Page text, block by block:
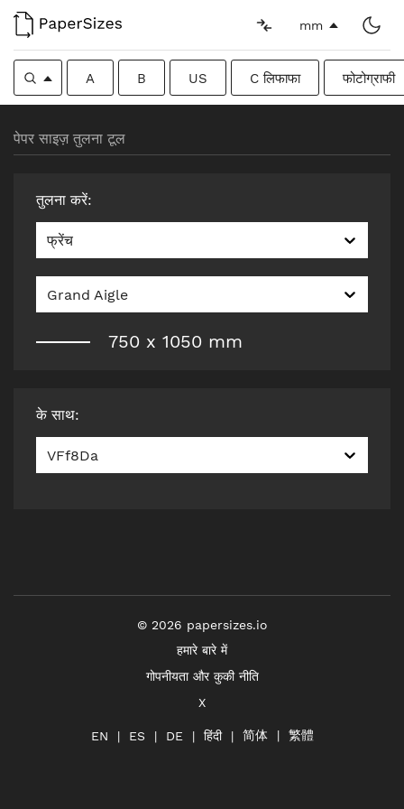
mm
A B US C लिफाफा फोटोग्राफी
पेपर साइज़ तुलना टूल
तुलना करें:
फ्रेंच
Grand Aigle
750 x 1050 mm
के साथ:
VFf8Da
© 2026 papersizes.io
हमारे बारे में
गोपनीयता और कुकी नीति
X
EN ES DE हिंदी 简体 繁體